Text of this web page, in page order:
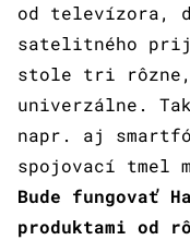
od televízora,
satelitného
stole tri
univerzálne.
napr. aj
spojovací tmel
Bude fungovať
produktami od